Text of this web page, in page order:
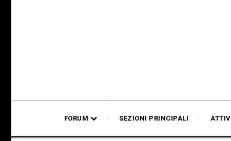
FORUM SEZIONI PRINCIPALI